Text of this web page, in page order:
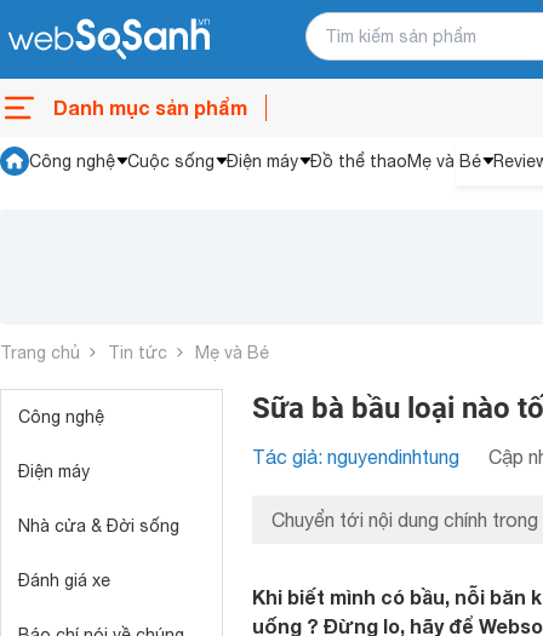
Danh mục sản phẩm
Công nghệ Cuộc sống Điện máy Đồ thể thaoMẹ và Bé
Trang chủ Tin tức Mẹ và Bé
Công nghệ
Điện máy
Nhà cửa & Đời sống
Đánh giá xe
Sữa bà bầu loại nào
Tác giả: nguyendinhtung Cập
Chuyển tới nội dung chính trong
Khi biết mình có bầu, nỗi băn
uống ? Đừng lo, hãy để